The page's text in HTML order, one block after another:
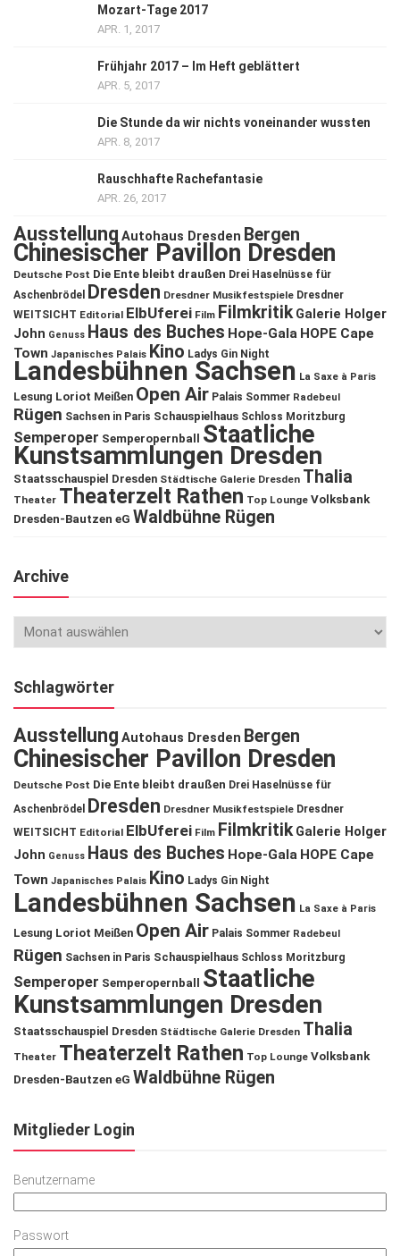
Mozart-Tage 2017
APR. 1, 2017
Frühjahr 2017 – Im Heft geblättert
APR. 5, 2017
Die Stunde da wir nichts voneinander wussten
APR. 8, 2017
Rauschhafte Rachefantasie
APR. 26, 2017
Ausstellung Autohaus Dresden Bergen
Chinesischer Pavillon Dresden
Deutsche Post Die Ente bleibt draußen Drei Haselnüsse für
Aschenbrödel
Dresden Dresdner Musikfestspiele Dresdner
WEITSICHT Editorial ElbUferei Film Filmkritik Galerie Holger
John Genuss Haus des Buches Hope-Gala HOPE Cape
Town Japanisches Palais Kino Ladys Gin Night
Landesbühnen Sachsen La Saxe à Paris
Lesung Loriot Meißen Open Air Palais Sommer Radebeul
Rügen Sachsen in Paris Schauspielhaus Schloss Moritzburg
Semperoper Semperopernball Staatliche
Kunstsammlungen Dresden
Staatsschauspiel Dresden Städtische Galerie Dresden Thalia
Theater Theaterzelt Rathen Top Lounge Volksbank
Dresden-Bautzen eG Waldbühne Rügen
Archive
Schlagwörter
Ausstellung Autohaus Dresden Bergen
Chinesischer Pavillon Dresden
Deutsche Post Die Ente bleibt draußen Drei Haselnüsse für
Aschenbrödel
Dresden Dresdner Musikfestspiele Dresdner
WEITSICHT Editorial ElbUferei Film Filmkritik Galerie Holger
John Genuss Haus des Buches Hope-Gala HOPE Cape
Town Japanisches Palais Kino Ladys Gin Night
Landesbühnen Sachsen La Saxe à Paris
Lesung Loriot Meißen Open Air Palais Sommer Radebeul
Rügen Sachsen in Paris Schauspielhaus Schloss Moritzburg
Semperoper Semperopernball
Staatliche
Kunstsammlungen Dresden
Staatsschauspiel Dresden Städtische Galerie Dresden Thalia
Theater Theaterzelt Rathen Top Lounge Volksbank
Dresden-Bautzen eG Waldbühne Rügen
Mitglieder Login
Benutzername
Passwort